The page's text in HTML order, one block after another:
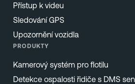
Přístup k videu
Sledování GPS
Upozornění vozidla
PRODUKTY
Kamerový systém pro flotilu
Detekce ospalosti řidiče s DMS